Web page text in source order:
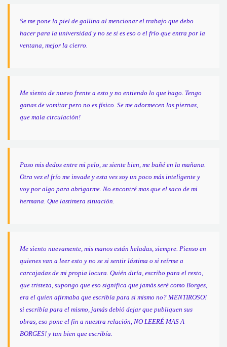
Se me pone la piel de gallina al mencionar el trabajo que debo
hacer para la universidad y no se si es eso o el frío que entra por la
ventana, mejor la cierro.
Me siento de nuevo frente a esto y no entiendo lo que hago. Tengo
ganas de vomitar pero no es físico. Se me adormecen las piernas,
que mala circulación!
Paso mis dedos entre mi pelo, se siente bien, me bañé en la mañana.
Otra vez el frío me invade y esta ves soy un poco más inteligente y
voy por algo para abrigarme. No encontré mas que el saco de mi
hermana. Que lastimera situación.
Me siento nuevamente, mis manos están heladas, siempre. Pienso en
quienes van a leer esto y no se si sentir lástima o si reírme a
carcajadas de mi propia locura. Quién diría, escribo para el resto,
que tristeza, supongo que eso significa que jamás seré como Borges,
era el quien afirmaba que escribía para si mismo no? MENTIROSO!
si escribía para el mismo, jamás debió dejar que publiquen sus
obras, eso pone el fin a nuestra relación, NO LEERÉ MAS A
BORGES! y tan bien que escribía.